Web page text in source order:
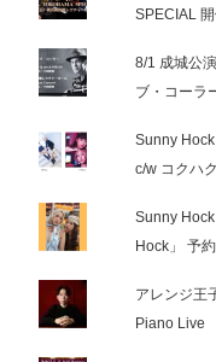
SPECIAL
8/1 成城公
ブ・コーラ
Sunny
c/w コクハ
Sunny
Hock」 予
アレンジ王
Piano Live